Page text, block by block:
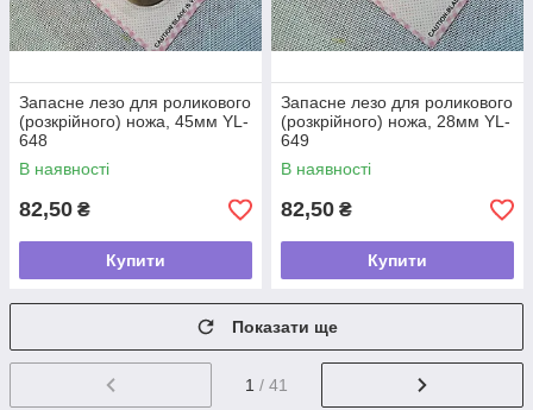
Запасне лезо для роликового
(розкрійного) ножа, 45мм YL-
648
В наявності
82,50 ₴
Купити
Запасне лезо для роликового
(розкрійного) ножа, 28мм YL-
649
В наявності
82,50 ₴
Купити
Показати ще
1 / 41